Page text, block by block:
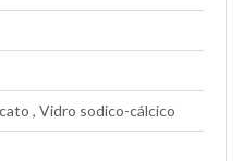
, Vidro sodico-cálcico